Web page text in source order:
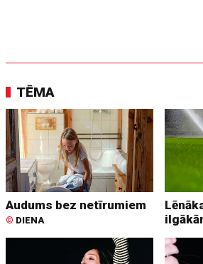
TĒMA
Audums bez netīrumiem
© DIENA